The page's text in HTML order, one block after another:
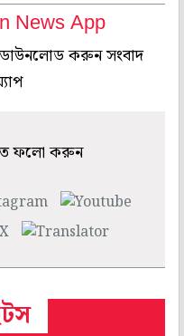
News App
করুন সংবাদ
ফলো করুন